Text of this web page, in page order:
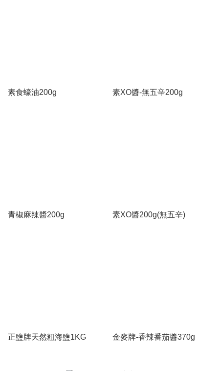
素食蠔油200g 素XO醬-無五辛200g
青椒麻辣醬200g 素XO醬200g(無五辛)
正鹽牌天然粗海鹽1KG 金麥牌-香辣番茄醬370g